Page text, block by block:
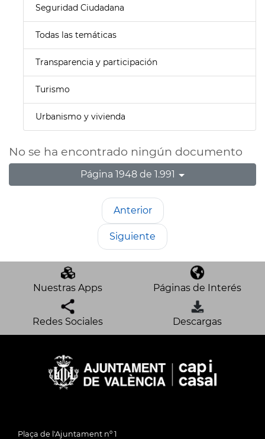
Seguridad Ciudadana
Todas las temáticas
Transparencia y participación
Turismo
Urbanismo y vivienda
No se ha encontrado ningún documento
Página 1948 de 1.991
Anterior
Siguiente
Nuestras Apps Páginas de Interés
Redes Sociales Descargas
Plaça de l'Ajuntament nº 1